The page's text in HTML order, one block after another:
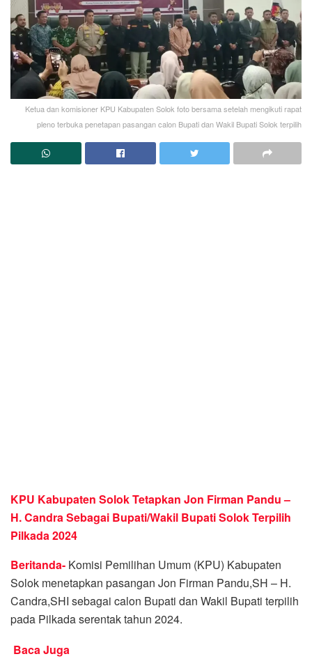
Ketua dan komisioner KPU Kabupaten Solok foto bersama setelah mengikuti rapat
pleno terbuka penetapan pasangan calon Bupati dan Wakil Bupati Solok terpilih
KPU Kabupaten Solok Tetapkan Jon Firman Pandu –
H. Candra Sebagai Bupati/Wakil Bupati Solok Terpilih
Pilkada 2024
Beritanda- Komisi Pemilihan Umum (KPU) Kabupaten
Solok menetapkan pasangan Jon Firman Pandu,SH – H.
Candra,SHI sebagai calon Bupati dan Wakil Bupati terpilih
pada Pilkada serentak tahun 2024.
Baca Juga